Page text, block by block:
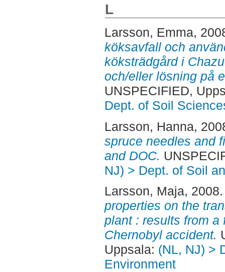
L
Larsson, Emma,
köksavfall och
köksträdgård i
och/eller lösning på
UNSPECIFIED,
Dept. of Soil
Larsson, Hanna,
spruce needles and
and DOC.
NJ) > Dept. of Soil
Larsson, Maja,
properties on the
plant : results from a
Chernobyl accident.
Uppsala: (NL, NJ) >
Environment